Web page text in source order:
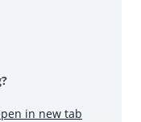
in new tab